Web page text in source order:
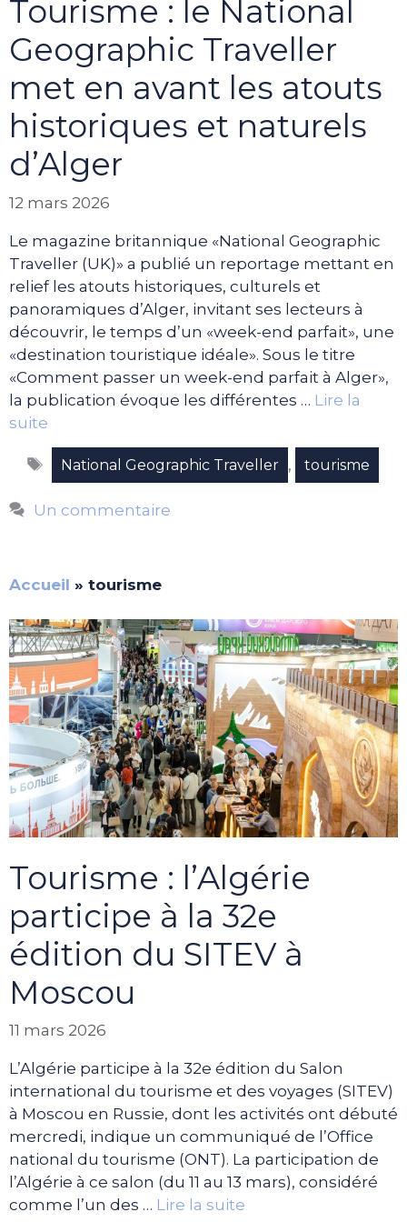
Tourisme : le National
Geographic Traveller
met en avant les atouts
historiques et naturels
d’Alger
12 mars 2026
Le magazine britannique «National Geographic
Traveller (UK)» a publié un reportage mettant en
relief les atouts historiques, culturels et
panoramiques d’Alger, invitant ses lecteurs à
découvrir, le temps d’un «week-end parfait», une
«destination touristique idéale». Sous le titre
«Comment passer un week-end parfait à Alger»,
la publication évoque les différentes … Lire la
suite
Étiquettes
National Geographic Traveller , tourisme
Un commentaire
Accueil » tourisme
Tourisme : l’Algérie
participe à la 32e
édition du SITEV à
Moscou
11 mars 2026
L’Algérie participe à la 32e édition du Salon
international du tourisme et des voyages (SITEV)
à Moscou en Russie, dont les activités ont débuté
mercredi, indique un communiqué de l’Office
national du tourisme (ONT). La participation de
l’Algérie à ce salon (du 11 au 13 mars), considéré
comme l’un des … Lire la suite